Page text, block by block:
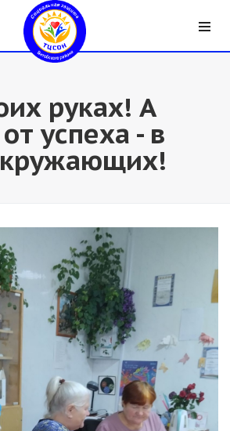
руках! А
успеха - в